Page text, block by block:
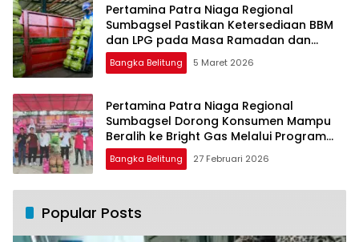
Pertamina Patra Niaga Regional
Sumbagsel Pastikan Ketersediaan BBM
dan LPG pada Masa Ramadan dan
Menjelang Idulfitri
Bangka Belitung 5 Maret 2026
Pertamina Patra Niaga Regional
Sumbagsel Dorong Konsumen Mampu
Beralih ke Bright Gas Melalui Program
Trade In di Belitung Timur
Bangka Belitung 27 Februari 2026
Popular Posts